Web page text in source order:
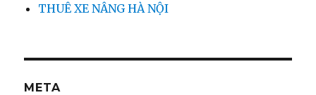
THUÊ XE NÂNG HÀ NỘI
META